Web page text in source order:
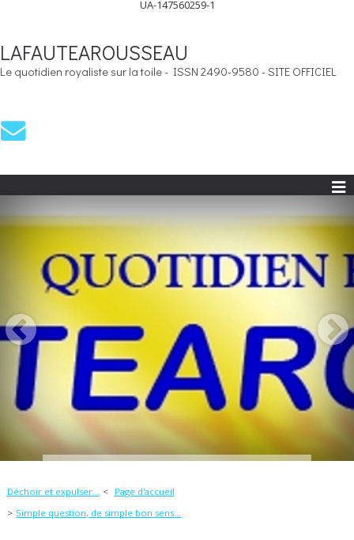
UA-147560259-1
LAFAUTEAROUSSEAU
Le quotidien royaliste sur la toile - ISSN 2490-9580 - SITE OFFICIEL
Déchoir et expulser...
Page d'accueil
Simple question, de simple bon sens...